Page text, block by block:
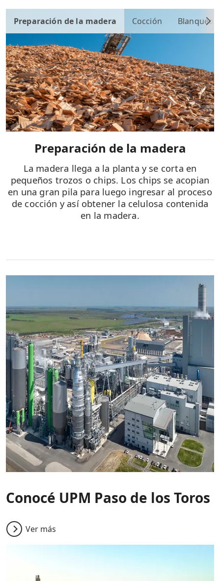
Preparación de la madera Cocción Blanqueo
Preparación de la madera
La madera llega a la planta y se corta en
pequeños trozos o chips. Los chips se acopian
en una gran pila para luego ingresar al proceso
de cocción y así obtener la celulosa contenida
en la madera.
Conocé UPM Paso de los Toros
Ver más